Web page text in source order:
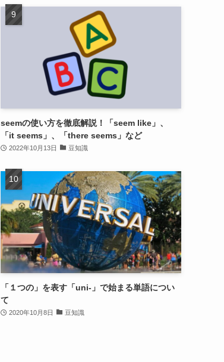
seemの使い方を徹底解説！「seem like」、
「it seems」、「there seems」など
2022年10月13日 豆知識
「１つの」を表す「uni-」で始まる単語につい
て
2020年10月8日 豆知識